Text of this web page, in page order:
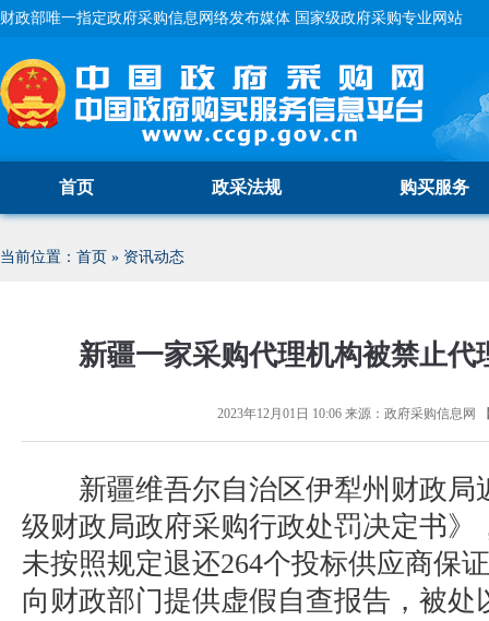
财政部唯一指定政府采购信息网络发布媒体 国家级政府采购专业网站
首页 政采法规 购买服务
当前位置： 首页 » 资讯动态
新疆一家采购代理机构被禁止代
2023年12月01日 10:06来源： 政府采购信息网
新疆维吾尔自治区伊犁州财政局
级财政局政府采购行政处罚决定书》
未按照规定退还264个投标供应商保
向财政部门提供虚假自查报告，被处